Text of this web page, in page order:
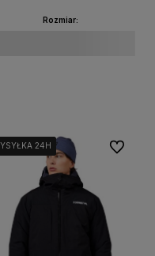
Rozmiar:
24H
24H
24H
24H Do